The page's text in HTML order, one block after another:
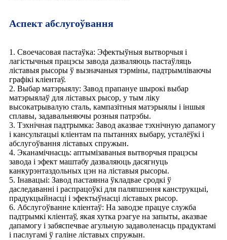
Аспект абслугоўвання
1. Своечасовая пастаўка: Эфектыўныя вытворчыя і
лагістычныя працэсы завода дазваляюць пастаўляць
ліставыя рысоры ў вызначаныя тэрміны, падтрымліваючы
графікі кліентаў.
2. Выбар матэрыялу: Завод прапануе шырокі выбар
матэрыялаў для ліставых рысор, у тым ліку
высокатрывалую сталь, кампазітныя матэрыялы і іншыя
сплавы, задавальняючы розныя патрэбы.
3. Тэхнічная падтрымка: Завод аказвае тэхнічную дапамогу
і кансультацыі кліентам па пытаннях выбару, усталёўкі і
абслугоўвання ліставых спружын.
4. Эканамічнасць: аптымізаваныя вытворчыя працэсы
завода і эфект маштабу дазваляюць дасягнуць
канкурэнтаздольных цэн на ліставыя рысоры.
5. Інавацыі: Завод пастаянна ўкладвае сродкі ў
даследаванні і распрацоўкі для паляпшэння канструкцыі,
прадукцыйнасці і эфектыўнасці ліставых рысор.
6. Абслугоўванне кліентаў: На заводзе працуе служба
падтрымкі кліентаў, якая хутка рэагуе на запыты, аказвае
дапамогу і забяспечвае агульную задаволенасць прадуктамі
і паслугамі ў галіне ліставых спружын.